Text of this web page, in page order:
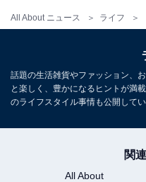
All About ニュース ライフ
話題の生活雑貨やファッション、
と楽しく、豊かになるヒントが満
のライフスタイル事情も公開してい
関
All About